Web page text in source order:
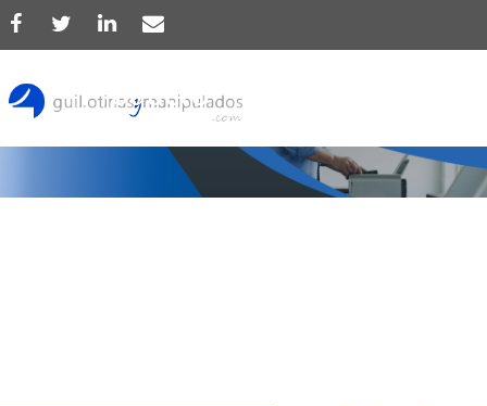
Producto